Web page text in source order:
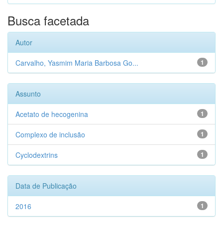
Busca facetada
Autor
1
Carvalho, Yasmim Maria Barbosa Go...
Assunto
1
Acetato de hecogenina
1
Complexo de inclusão
1
Cyclodextrins
Data de Publicação
1
2016